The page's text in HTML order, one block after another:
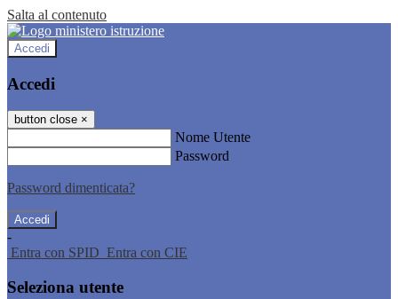
Salta al contenuto
Accedi
Accedi
button close ×
Nome Utente
Password
Password dimenticata?
-
Entra con SPID Entra con CIE
Seleziona utente